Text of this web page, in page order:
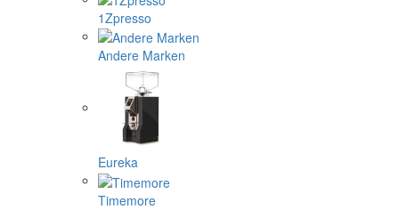
1Zpresso
Andere Marken
Eureka
Timemore